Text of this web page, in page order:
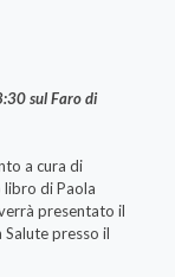
sul Faro di
a cura di
di Paola
presentato il
presso il